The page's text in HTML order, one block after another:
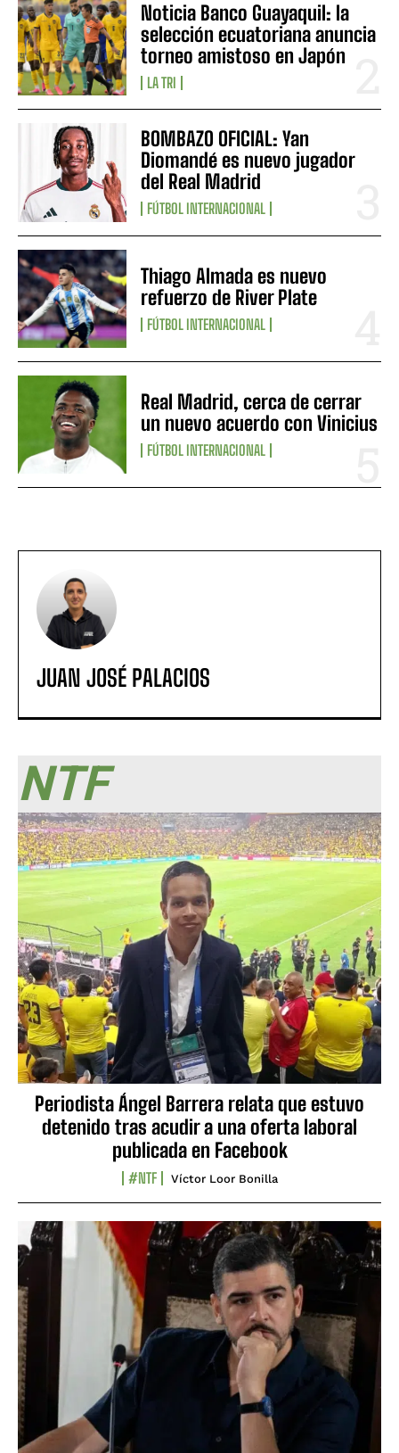
Noticia Banco Guayaquil: la
selección ecuatoriana anuncia
torneo amistoso en Japón
LA TRI
BOMBAZO OFICIAL: Yan
Diomandé es nuevo jugador
del Real Madrid
FÚTBOL INTERNACIONAL
Thiago Almada es nuevo
refuerzo de River Plate
FÚTBOL INTERNACIONAL
Real Madrid, cerca de cerrar
un nuevo acuerdo con Vinicius
FÚTBOL INTERNACIONAL
JUAN JOSÉ PALACIOS
NTF
Periodista Ángel Barrera relata que estuvo
detenido tras acudir a una oferta laboral
publicada en Facebook
#NTF Víctor Loor Bonilla